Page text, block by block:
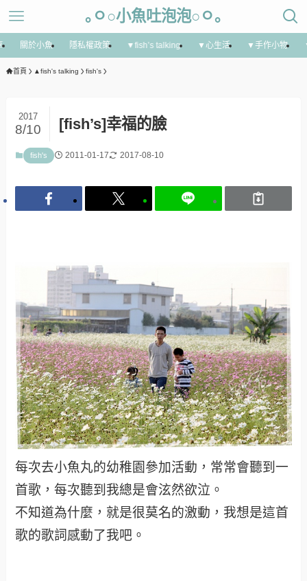
｡ㅇ○小魚吐泡泡○ㅇ｡
關於小魚 隱私權政策 ▼fish’s talking ▼心生活 ▼手作小物
首頁 ▲fish's talking fish's
[fish’s]幸福的臉
2017
8/10
fish's 2011-01-17 2017-08-10
每次去小魚丸的幼稚園參加活動，常常會聽到一
首歌，每次聽到我總是會泫然欲泣。
不知道為什麼，就是很莫名的激動，我想是這首
歌的歌詞感動了我吧。